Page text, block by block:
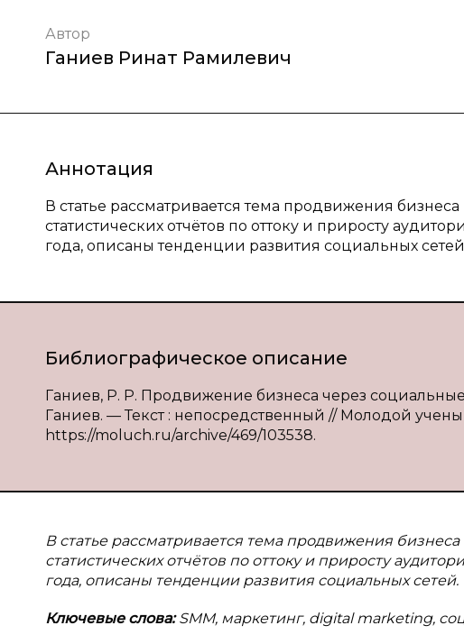
Автор
Ганиев Ринат Рамилевич
Аннотация
В статье рассматривается тема продвижения
статистических отчётов по оттоку и приросту
года, описаны тенденции развития социальных
Библиографическое описание
Ганиев, Р. Р. Продвижение бизнеса через
Ганиев. — Текст : непосредственный // Молодой
https://moluch.ru/archive/469/103538.
В статье рассматривается тема продвижения
статистических отчётов по оттоку и приросту
года, описаны тенденции развития социальных сетей.
Ключевые слова:SMM, маркетинг, digital marketing,